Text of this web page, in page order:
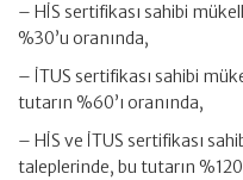
– HİS sertifikası sahibi
%30’u oranında,
– İTUS sertifikası sahibi
tutarın %60’ı oranında,
– HİS ve İTUS sertifikası
taleplerinde, bu tutarın